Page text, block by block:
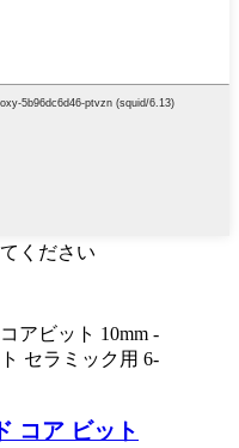
ください
コア ビット